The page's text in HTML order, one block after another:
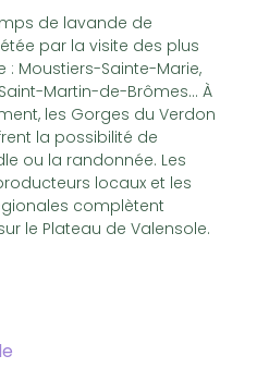
de lavande de
par la visite des plus
: Moustiers-Sainte-Marie,
Martin-de-Brômes… À
les Gorges du Verdon
la possibilité de
ou la randonnée. Les
locaux et les
complètent
le Plateau de Valensole.